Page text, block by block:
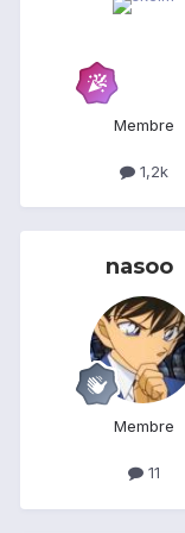
Membre
1,2k
nasoo
Membre
11